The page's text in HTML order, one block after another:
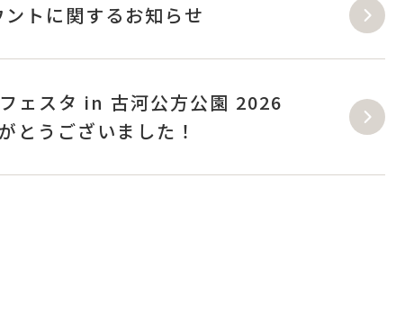
トに関するお知らせ
ェスタ in 古河公方公園 2026
とうございました！